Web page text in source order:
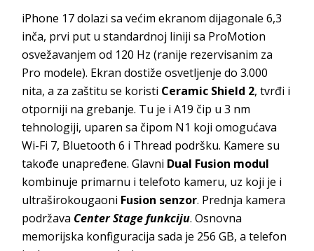
iPhone 17 dolazi sa većim ekranom dijagonale 6,3
inča, prvi put u standardnoj liniji sa ProMotion
osvežavanjem od 120 Hz (ranije rezervisanim za
Pro modele). Ekran dostiže osvetljenje do 3.000
nita, a za zaštitu se koristi Ceramic Shield 2, tvrđi i
otporniji na grebanje. Tu je i A19 čip u 3 nm
tehnologiji, uparen sa čipom N1 koji omogućava
Wi-Fi 7, Bluetooth 6 i Thread podršku. Kamere su
takođe unapređene. Glavni Dual Fusion modul
kombinuje primarnu i telefoto kameru, uz koji je i
ultraširokougaoni Fusion senzor. Prednja kamera
podržava Center Stage funkciju. Osnovna
memorijska konfiguracija sada je 256 GB, a telefon